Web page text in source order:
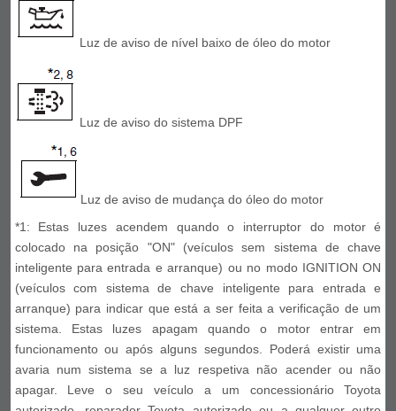
Luz de aviso de nível baixo de óleo do motor
Luz de aviso do sistema DPF
Luz de aviso de mudança do óleo do motor
*1: Estas luzes acendem quando o interruptor do motor é
colocado na posição "ON" (veículos sem sistema de chave
inteligente para entrada e arranque) ou no modo IGNITION ON
(veículos com sistema de chave inteligente para entrada e
arranque) para indicar que está a ser feita a verificação de um
sistema. Estas luzes apagam quando o motor entrar em
funcionamento ou após alguns segundos. Poderá existir uma
avaria num sistema se a luz respetiva não acender ou não
apagar. Leve o seu veículo a um concessionário Toyota